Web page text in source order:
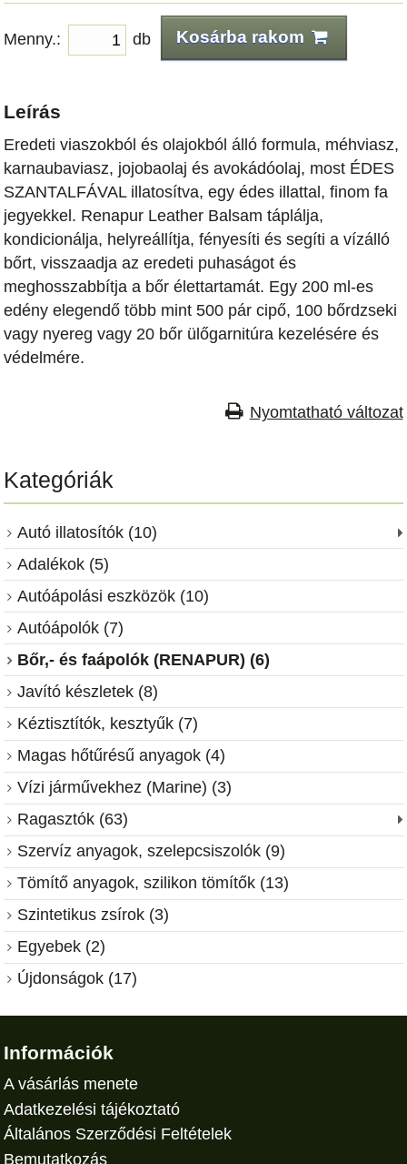
Menny.: db Kosárba rakom
Leírás
Eredeti viaszokból és olajokból álló formula, méhviasz,
karnaubaviasz, jojobaolaj és avokádóolaj, most ÉDES
SZANTALFÁVAL illatosítva, egy édes illattal, finom fa
jegyekkel. Renapur Leather Balsam táplálja,
kondicionálja, helyreállítja, fényesíti és segíti a vízálló
bőrt, visszaadja az eredeti puhaságot és
meghosszabbítja a bőr élettartamát. Egy 200 ml-es
edény elegendő több mint 500 pár cipő, 100 bőrdzseki
vagy nyereg vagy 20 bőr ülőgarnitúra kezelésére és
védelmére.
Nyomtatható változat
Kategóriák
Autó illatosítók (10)
Adalékok (5)
Autóápolási eszközök (10)
Autóápolók (7)
Bőr,- és faápolók (RENAPUR) (6)
Javító készletek (8)
Kéztisztítók, kesztyűk (7)
Magas hőtűrésű anyagok (4)
Vízi járművekhez (Marine) (3)
Ragasztók (63)
Szervíz anyagok, szelepcsiszolók (9)
Tömítő anyagok, szilikon tömítők (13)
Szintetikus zsírok (3)
Egyebek (2)
Újdonságok (17)
Információk
A vásárlás menete
Adatkezelési tájékoztató
Általános Szerződési Feltételek
Bemutatkozás